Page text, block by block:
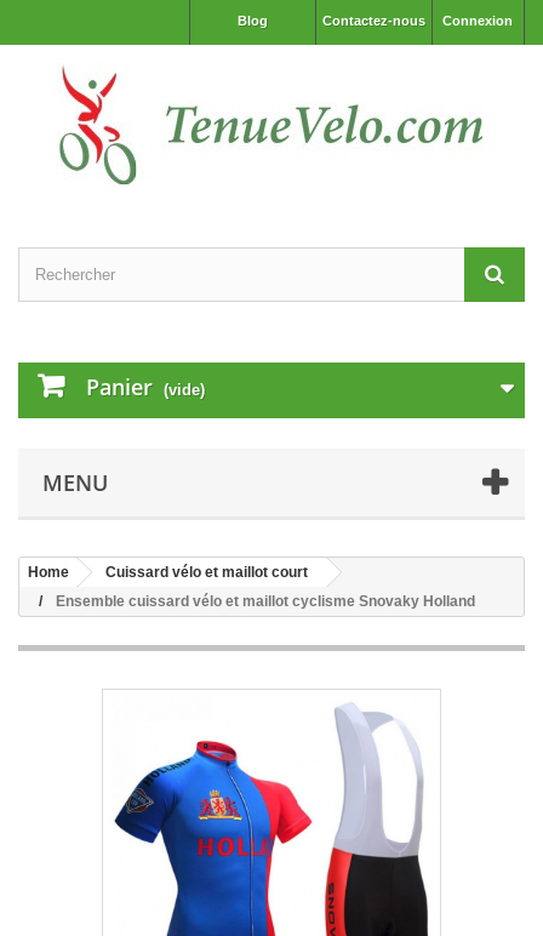
Connexion
Contactez-nous
Blog
Panier (vide)
MENU
Home
Cuissard vélo et maillot court
Ensemble cuissard vélo et maillot cyclisme Snovaky Holland